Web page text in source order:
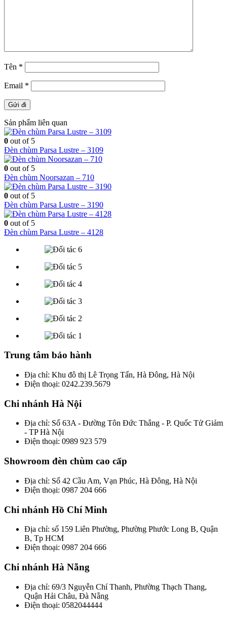
Tên *
Email *
Sản phẩm liên quan
0 out of 5
Đèn chùm Parsa Lustre – 3109
0 out of 5
Đèn chùm Noorsazan – 710
0 out of 5
Đèn chùm Parsa Lustre – 3190
0 out of 5
Đèn chùm Parsa Lustre – 4128
Trung tâm bảo hành
Địa chỉ: Khu đô thị Lê Trọng Tấn, Hà Đông, Hà Nội
Điện thoại: 0242.239.5679
Chi nhánh Hà Nội
Địa chỉ: Số 63A - Đường Tôn Đức Thắng - P. Quốc Tử Giám
- TP Hà Nội
Điện thoại: 0989 923 579
Showroom đèn chùm cao cấp
Địa chỉ: Số 42 Cầu Am, Vạn Phúc, Hà Đông, Hà Nội
Điện thoại: 0987 204 666
Chi nhánh Hồ Chí Minh
Địa chỉ: số 159 Liên Phường, Phường Phước Long B, Quận
B, Tp HCM
Điện thoại: 0987 204 666
Chi nhánh Hà Nẵng
Địa chỉ: 69/3 Nguyễn Chí Thanh, Phường Thạch Thang,
Quận Hải Châu, Đà Nẵng
Điện thoại: 0582044444